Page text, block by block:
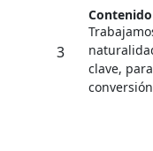
3
clave,